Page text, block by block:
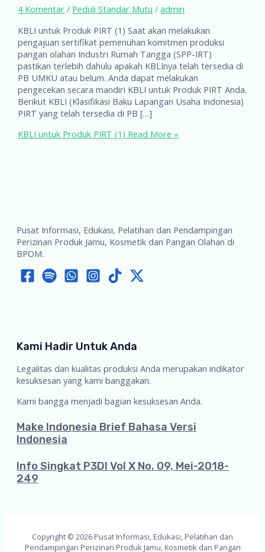
4 Komentar / Peduli Standar Mutu /admin
KBLI untuk Produk PIRT (1) Saat akan melakukan
pengajuan sertifikat pemenuhan komitmen produksi
pangan olahan Industri Rumah Tangga (SPP-IRT)
pastikan terlebih dahulu apakah KBLInya telah tersedia di
PB UMKU atau belum. Anda dapat melakukan
pengecekan secara mandiri KBLI untuk Produk PIRT Anda.
Berikut KBLI (Klasifikasi Baku Lapangan Usaha Indonesia)
PIRT yang telah tersedia di PB […]
KBLI untuk Produk PIRT (1) Read More »
Pusat Informasi, Edukasi, Pelatihan dan Pendampingan
Perizinan Produk Jamu, Kosmetik dan Pangan Olahan di
BPOM.
Kami Hadir Untuk Anda
Legalitas dan kualitas produksi Anda merupakan indikator
kesuksesan yang kami banggakan.
Kami bangga menjadi bagian kesuksesan Anda.
Make Indonesia Brief Bahasa Versi
Indonesia
Info Singkat P3DI Vol X No. 09, Mei-2018-
249
Copyright © 2026 Pusat Informasi, Edukasi, Pelatihan dan
Pendampingan Perizinan Produk Jamu, Kosmetik dan Pangan